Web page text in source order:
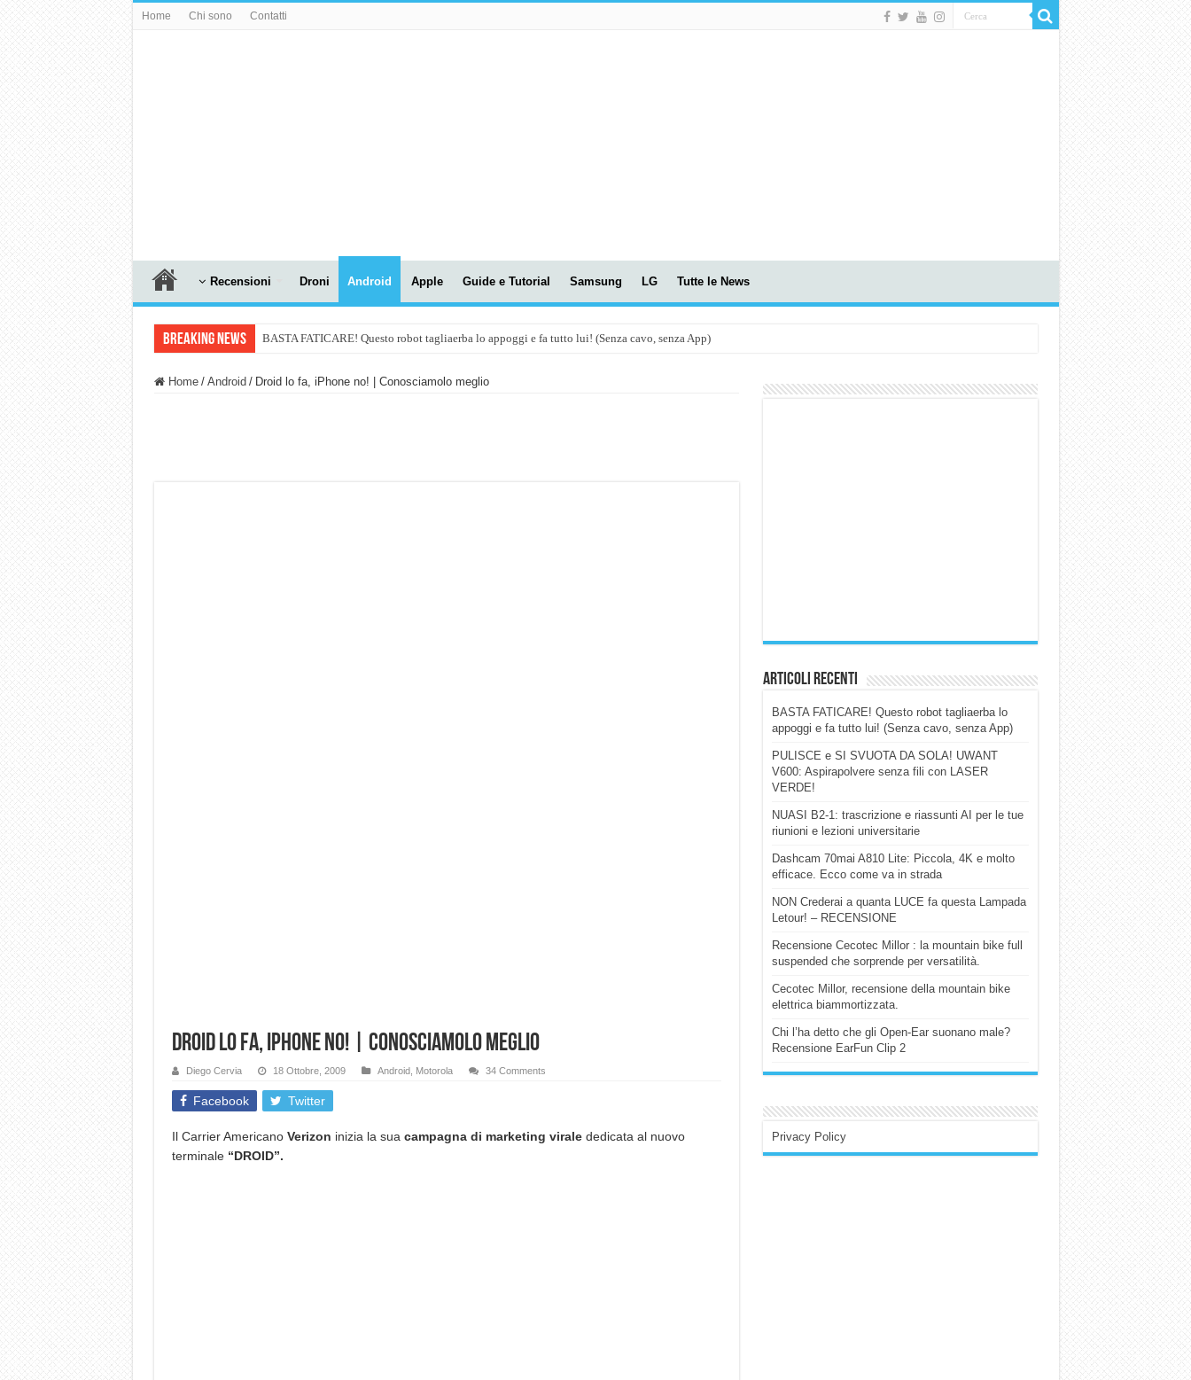
Home Chi sono Contatti
Recensioni Droni Android Apple Guide e Tutorial Samsung LG Tutte le News
Breaking News BASTA FATICARE! Questo robot tagliaerba lo appoggi e fa tutto lui! (Senza cavo, senza App)
Home / Android / Droid lo fa, iPhone no! | Conosciamolo meglio
Droid lo fa, iPhone no! | Conosciamolo meglio
Diego Cervia 18 Ottobre, 2009 Android, Motorola 34 Comments
Facebook Twitter
Il Carrier AmericanoVerizon inizia la sua campagna di marketing viralededicata al nuovo
terminale “DROID”.
Articoli Recenti
BASTA FATICARE! Questo robot tagliaerba lo
appoggi e fa tutto lui! (Senza cavo, senza App)
PULISCE e SI SVUOTA DA SOLA! UWANT
V600: Aspirapolvere senza fili con LASER
VERDE!
NUASI B2-1: trascrizione e riassunti AI per le tue
riunioni e lezioni universitarie
Dashcam 70mai A810 Lite: Piccola, 4K e molto
efficace. Ecco come va in strada
NON Crederai a quanta LUCE fa questa Lampada
Letour! – RECENSIONE
Recensione Cecotec Millor : la mountain bike full
suspended che sorprende per versatilità.
Cecotec Millor, recensione della mountain bike
elettrica biammortizzata.
Chi l’ha detto che gli Open-Ear suonano male?
Recensione EarFun Clip 2
Privacy Policy